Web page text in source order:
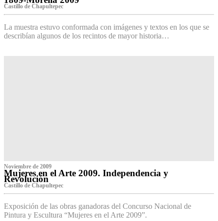
Castillo de Chapultepec
La muestra estuvo conformada con imágenes y textos en los que se
describían algunos de los recintos de mayor historia…
Noviembre de 2009
Mujeres en el Arte 2009. Independencia y
Revolución
Castillo de Chapultepec
Exposición de las obras ganadoras del Concurso Nacional de
Pintura y Escultura “Mujeres en el Arte 2009”.